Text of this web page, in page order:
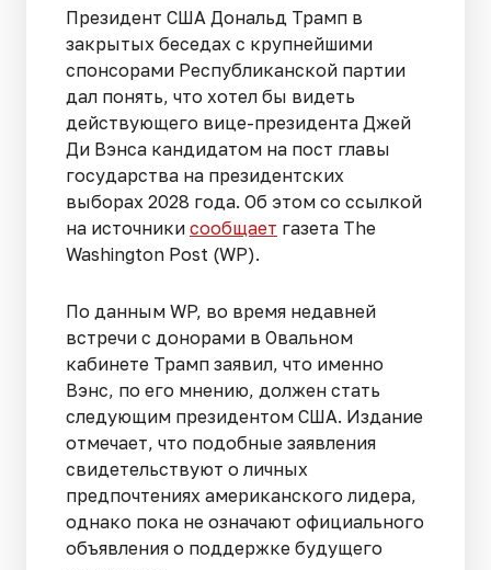
Президент США Дональд Трамп в
закрытых беседах с крупнейшими
спонсорами Республиканской партии
дал понять, что хотел бы видеть
действующего вице-президента Джей
Ди Вэнса кандидатом на пост главы
государства на президентских
выборах 2028 года. Об этом со ссылкой
на источники сообщает газета The
Washington Post (WP).
По данным WP, во время недавней
встречи с донорами в Овальном
кабинете Трамп заявил, что именно
Вэнс, по его мнению, должен стать
следующим президентом США. Издание
отмечает, что подобные заявления
свидетельствуют о личных
предпочтениях американского лидера,
однако пока не означают официального
объявления о поддержке будущего